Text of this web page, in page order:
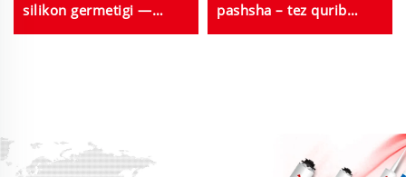
silikon germetigi —
hammomlar,
pashsha – tez qurib
tushuvchi, foydali sig'imi